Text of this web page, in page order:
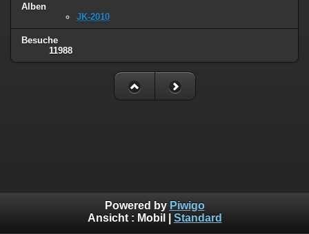
Alben
JK-2010
Besuche
11988
Powered by Piwigo
Ansicht : Mobil Standard